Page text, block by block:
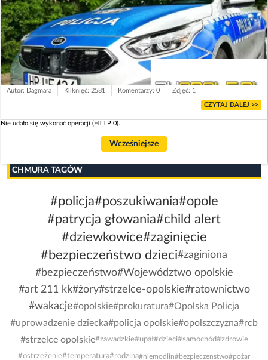
Autor: Dagmara Kliknięć: 2581 Komentarzy: 0 Zdjęć: 1
CZYTAJ DALEJ >>
Nie udało się wykonać operacji (HTTP 0).
Wcześniejsze
CHMURA TAGÓW
#policja#poszukiwania#opole
#patrycja głowania#child alert
#dziewkowice#zaginięcie
#bezpieczeństwo dzieci#zaginiona
#bezpieczeństwo#Województwo opolskie
#art 211 kk#żory#strzelce-opolskie#ratownictwo
#wakacje#opolskie#prokuratura#Opolska Policja
#uprowadzenie dziecka#policja opolskie#opolszczyzna#rcb
#strzelce opolskie#zawadzkie#upał#dzieci#samochód#zdrowie
#ostrzeżenie#temperatura#rodzina#niemodlin#bezpieczenstwo#pożar